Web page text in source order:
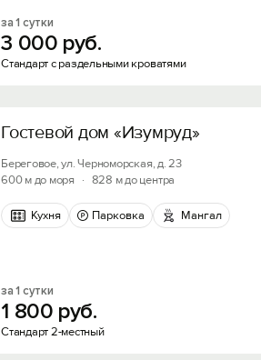
за 1 сутки
3 000 руб.
Стандарт с раздельными кроватями
Гостевой дом «Изумруд»
Береговое, ул. Черноморская, д. 23
600 м до моря
· 828 м до центра
Кухня Парковка Мангал
за 1 сутки
1 800 руб.
Стандарт 2-местный